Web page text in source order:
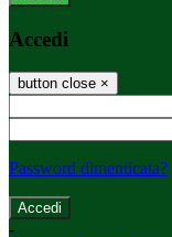
Accedi
button close ×
Password dimenticata?
-